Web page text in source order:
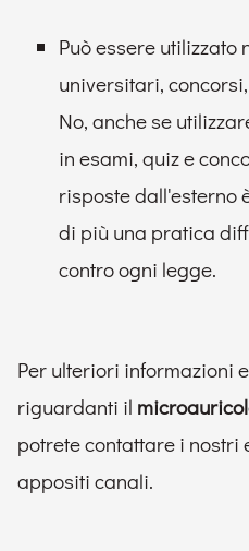
Può essere utilizzato
universitari,
No, anche se
in esami, quiz e
risposte dall'esterno
di più una pratica
contro ogni legge.
Per ulteriori informazioni
riguardanti il
potrete contattare i
appositi canali.